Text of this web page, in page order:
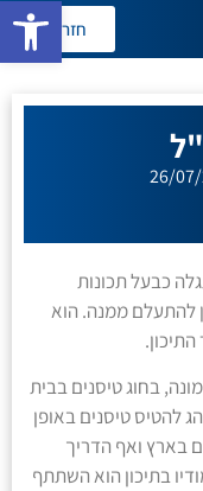
פתח חזרה
כבעל תכונות
להתעלם ממנה. הוא
בחוג טיסנים בבית
להטיס טיסנים באופן
בארץ ואף הדריך
בתיכון הוא השתתף